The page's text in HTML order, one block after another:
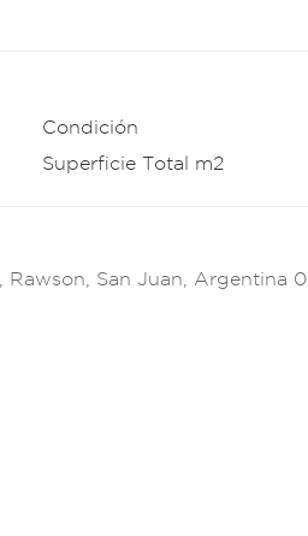
Condición
Superficie Total m2
Rawson, San Juan, Argentina 0